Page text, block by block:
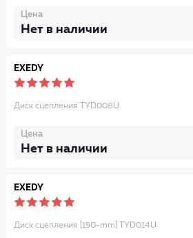
Цена
Нет в наличии
EXEDY
Диск сцепления TYD008U
Цена
Нет в наличии
EXEDY
Диск сцепления [190-mm] TYD014U